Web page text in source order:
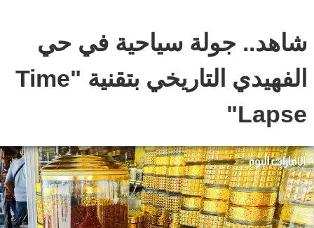
شاهد.. جولة سياحية في حي
الفهيدي التاريخي بتقنية "Time
Lapse"